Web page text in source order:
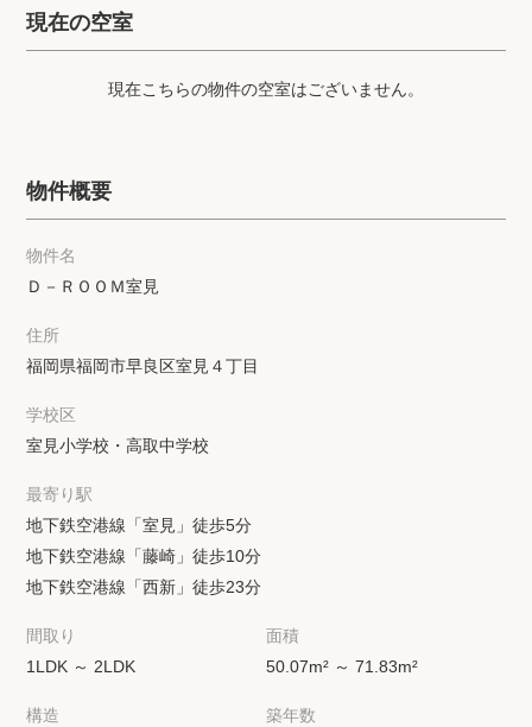
プライバシーポリシー
現在の空室
現在こちらの物件の空室はございません。
物件概要
物件名
Ｄ－ＲＯＯＭ室見
住所
福岡県福岡市早良区室見４丁目
学校区
室見小学校・高取中学校
最寄り駅
地下鉄空港線「室見」徒歩5分
地下鉄空港線「藤崎」徒歩10分
地下鉄空港線「西新」徒歩23分
間取り
1LDK ～ 2LDK
面積
50.07m² ～ 71.83m²
構造
築年数